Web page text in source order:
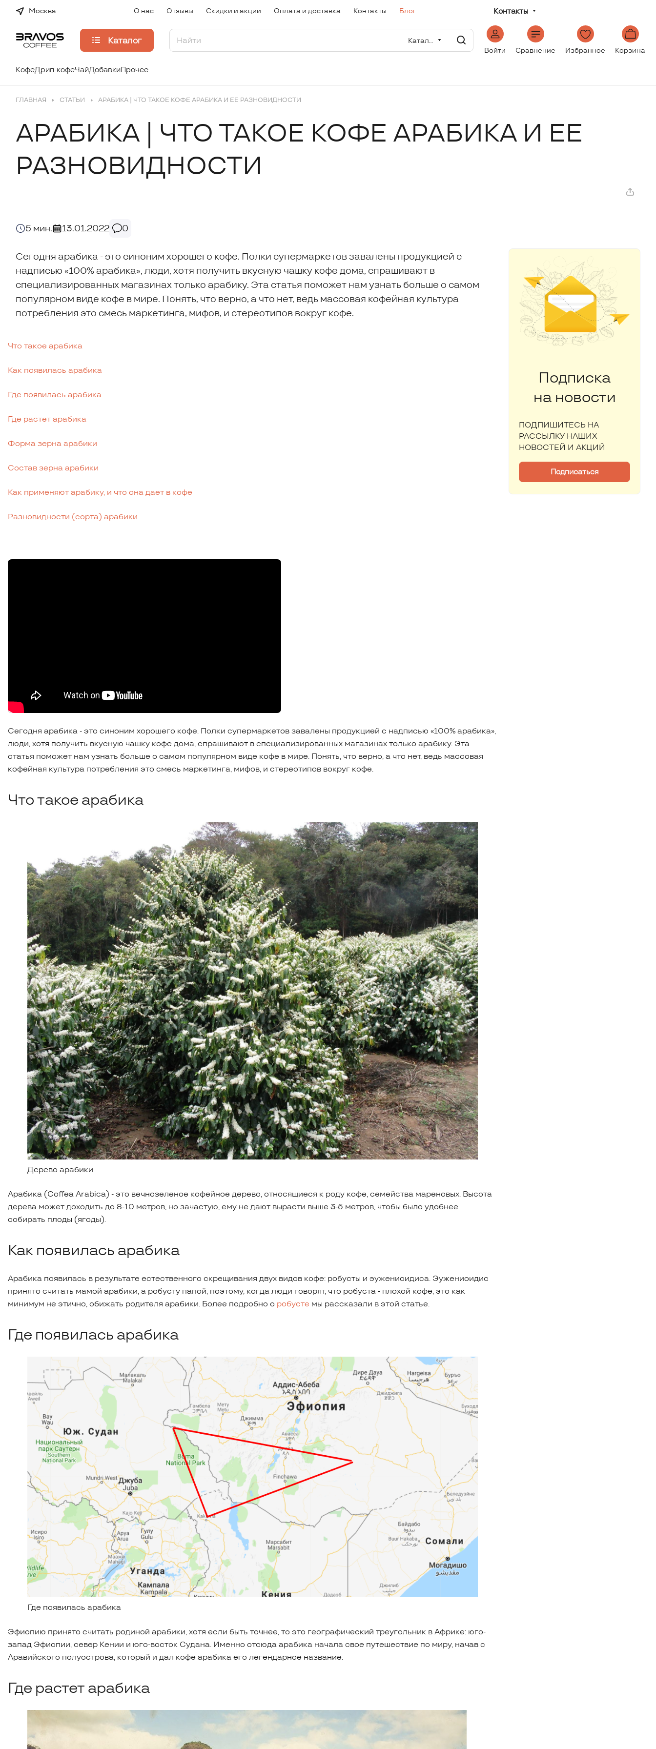
Москва О нас Отзывы Скидки и акции Оплата и доставка Контакты Блог Контакты
Каталог
Каталог
Войти
Сравнение Избранное Корзина
КофеДрип-кофеЧайДобавкиПрочее
ГЛАВНАЯ СТАТЬИ АРАБИКА | ЧТО ТАКОЕ КОФЕ АРАБИКА И ЕЕ РАЗНОВИДНОСТИ
АРАБИКА | ЧТО ТАКОЕ КОФЕ АРАБИКА И ЕЕ
РАЗНОВИДНОСТИ
5 мин. 13.01.2022 0
Сегодня арабика - это синоним хорошего кофе. Полки супермаркетов завалены продукцией с
надписью «100% арабика», люди, хотя получить вкусную чашку кофе дома, спрашивают в
специализированных магазинах только арабику. Эта статья поможет нам узнать больше о самом
популярном виде кофе в мире. Понять, что верно, а что нет, ведь массовая кофейная культура
потребления это смесь маркетинга, мифов, и стереотипов вокруг кофе.
Что такое арабика
Как появилась арабика
Где появилась арабика
Где растет арабика
Форма зерна арабики
Состав зерна арабики
Как применяют арабику, и что она дает в кофе
Разновидности (сорта) арабики
Сегодня арабика - это синоним хорошего кофе. Полки супермаркетов завалены продукцией с надписью «100% арабика»,
люди, хотя получить вкусную чашку кофе дома, спрашивают в специализированных магазинах только арабику. Эта
статья поможет нам узнать больше о самом популярном виде кофе в мире. Понять, что верно, а что нет, ведь массовая
кофейная культура потребления это смесь маркетинга, мифов, и стереотипов вокруг кофе.
Что такое арабика
Дерево арабики
Арабика (Coffea Arabica) - это вечнозеленое кофейное дерево, относящиеся к роду кофе, семейства мареновых. Высота
дерева может доходить до 8-10 метров, но зачастую, ему не дают вырасти выше 3-5 метров, чтобы было удобнее
собирать плоды (ягоды).
Как появилась арабика
Арабика появилась в результате естественного скрещивания двух видов кофе: робусты и эужениоидиса. Эужениоидис
принято считать мамой арабики, а робусту папой, поэтому, когда люди говорят, что робуста - плохой кофе, это как
минимум не этично, обижать родителя арабики. Более подробно о робусте мы рассказали в этой статье.
Где появилась арабика
Где появилась арабика
Эфиопию принято считать родиной арабики, хотя если быть точнее, то это географический треугольник в Африке: юго-
запад Эфиопии, север Кении и юго-восток Судана. Именно отсюда арабика начала свое путешествие по миру, начав с
Аравийского полуострова, который и дал кофе арабика его легендарное название.
Где растет арабика
Подписка
на новости
ПОДПИШИТЕСЬ НА
РАССЫЛКУ НАШИХ
НОВОСТЕЙ И АКЦИЙ
Подписаться